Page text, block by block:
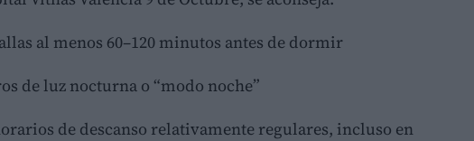
al menos 60–120 minutos antes de dormir
de luz nocturna o “modo noche”
de descanso relativamente regulares, incluso en